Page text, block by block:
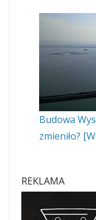
Budowa
zmieniło?
REKLAMA